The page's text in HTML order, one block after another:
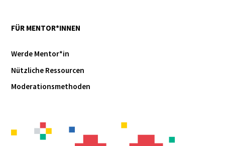
FÜR MENTOR*INNEN
Werde Mentor*in
Nützliche Ressourcen
Moderationsmethoden